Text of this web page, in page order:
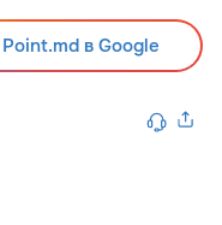
в Google